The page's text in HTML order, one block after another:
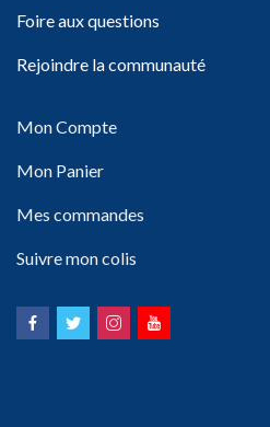
Foire aux questions
Rejoindre la communauté
Mon Compte
Mon Panier
Mes commandes
Suivre mon colis